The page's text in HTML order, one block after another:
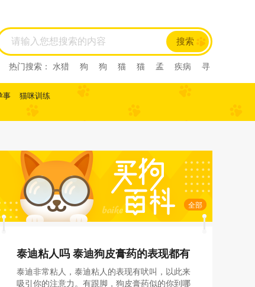
搜索
热门搜索： 水猎 狗 狗 猫 猫 孟 疾病
寻
西尼
阿比西尼
缅甸猫
猫
热带草原猫 索马里猫 索马里猫
塞尔凯
塞尔凯
土耳 土耳 雪鞋猫 雪鞋猫
英国长
毛猫
英国长毛猫 英国短毛猫 英国短毛猫
中华
田园猫
土猫 狸花猫 狸花猫 中国 中国
田
园猫
重点色短毛猫 重点色短毛猫 中国
斯
法斗
拉屎 乱拉屎 加菲 布偶 布偶
加菲
事
猫咪训练
全部
泰迪粘人吗 泰迪狗皮膏药的表现都有
哪些
泰迪非常粘人，泰迪粘人的表现有吠叫，以此来
吸引你的注意力。有跟脚，狗皮膏药似的你到哪